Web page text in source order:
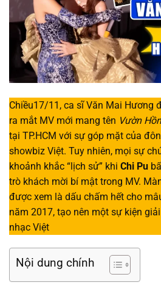
Chiều17/11, ca sĩ Văn Mai Hương
ra mắt MV mới mang tên Vườn
tại TP.HCM với sự góp mặt của
showbiz Việt. Tuy nhiên, mọi sự
khoảnh khắc “lịch sử” khi Chi Pu
trò khách mời bí mật trong MV.
được xem là dấu chấm hết cho
năm 2017, tạo nên một sự kiện
nhạc Việt
Nội dung chính